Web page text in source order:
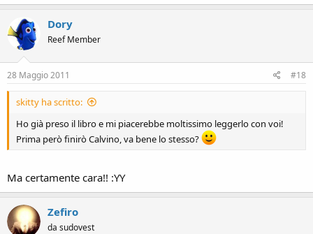
Dory
Reef Member
28 Maggio 2011 #18
skitty ha scritto:
Ho già preso il libro e mi piacerebbe moltissimo leggerlo con voi!
Prima però finirò Calvino, va bene lo stesso?
Ma certamente cara!! :YY
Zefiro
da sudovest